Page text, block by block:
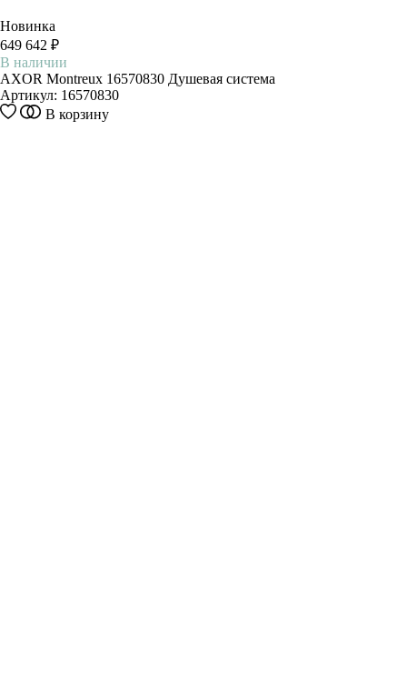
Новинка
649 642 ₽
В наличии
AXOR Montreux 16570830 Душевая система
Артикул: 16570830
В корзину